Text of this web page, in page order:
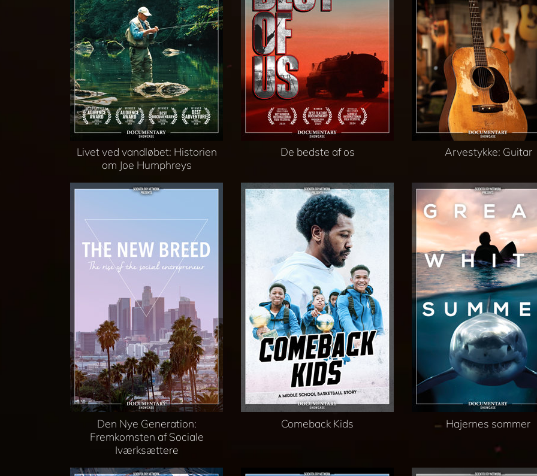
Livet ved vandløbet: Historien
om Joe Humphreys
De bedste af os Arvestykke: Guitar
Den Nye Generation:
Fremkomsten af Sociale
Iværksættere
Comeback Kids Hajernes sommer